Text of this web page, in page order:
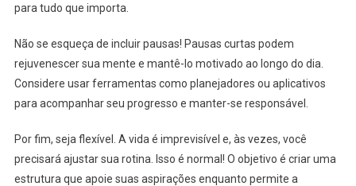
para tudo que importa.
Não se esqueça de incluir pausas! Pausas curtas podem
rejuvenescer sua mente e mantê-lo motivado ao longo do dia.
Considere usar ferramentas como planejadores ou aplicativos
para acompanhar seu progresso e manter-se responsável.
Por fim, seja flexível. A vida é imprevisível e, às vezes, você
precisará ajustar sua rotina. Isso é normal! O objetivo é criar uma
estrutura que apoie suas aspirações enquanto permite a